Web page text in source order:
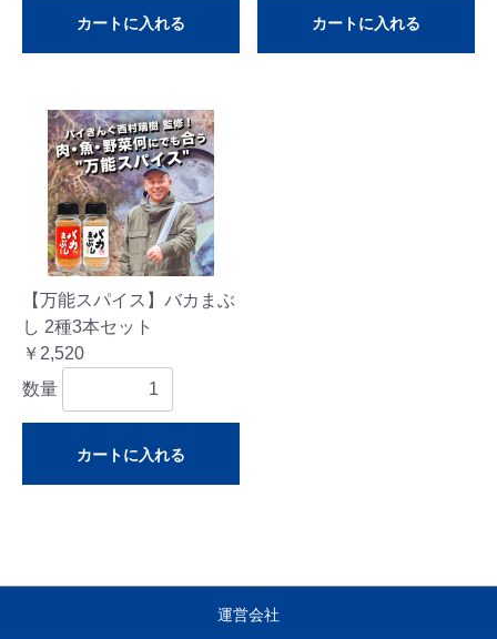
カートに入れる カートに入れる
【万能スパイス】バカまぶ
し 2種3本セット
￥2,520
数量
カートに入れる
運営会社